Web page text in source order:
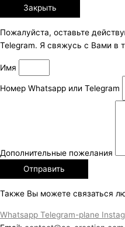
Закрыть
Пожалуйста, оставьте
Telegram. Я свяжусь с Вами в
Имя
Номер Whatsapp или Telegram
Дополнительные пожелания
Отправить
Также Вы можете связаться
Whatsapp Telegram-plane